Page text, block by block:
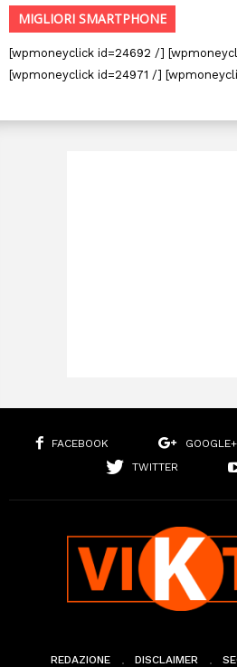
MIGLIORI SMARTPHONE
[wpmoneyclick id=24692 /]
[wpmoneyclick id=24971 /]
FACEBOOK GOOGLE+
TWITTER
REDAZIONE DISCLAIMER